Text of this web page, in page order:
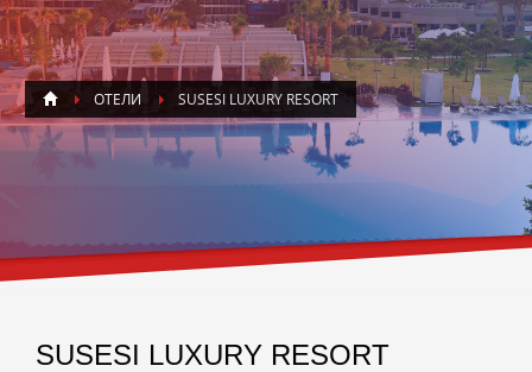
ОТЕЛИ SUSESI LUXURY RESORT
SUSESI LUXURY RESORT